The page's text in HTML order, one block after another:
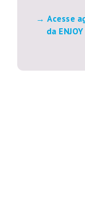
Acesse
da